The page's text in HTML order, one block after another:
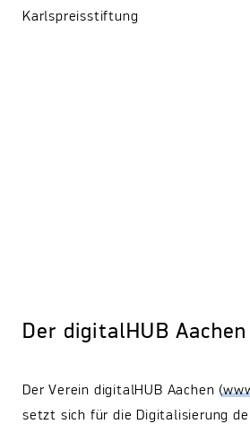
Karlspreisstiftung
Der digitalHUB Aachen
Der Verein digitalHUB Aachen (
setzt sich für die Digitalisierung